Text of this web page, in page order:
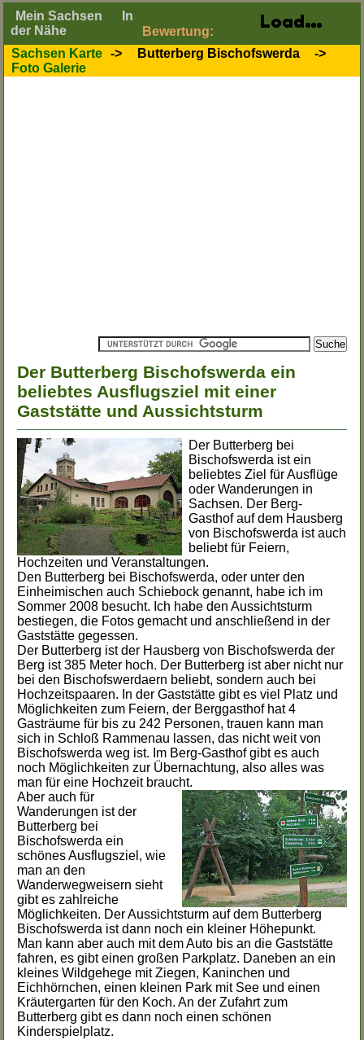
Bewertung:
Mein Sachsen
In
der Nähe
Sachsen Karte -> Butterberg Bischofswerda
->
Foto Galerie
Der Butterberg Bischofswerda ein
beliebtes Ausflugsziel mit einer
Gaststätte und Aussichtsturm
Der Butterberg bei
Bischofswerda ist ein
beliebtes Ziel für Ausflüge
oder Wanderungen in
Sachsen. Der Berg-
Gasthof auf dem Hausberg
von Bischofswerda ist auch
beliebt für Feiern,
Hochzeiten und Veranstaltungen.
Den Butterberg bei Bischofswerda, oder unter den
Einheimischen auch Schiebock genannt, habe ich im
Sommer 2008 besucht. Ich habe den Aussichtsturm
bestiegen, die Fotos gemacht und anschließend in der
Gaststätte gegessen.
Der Butterberg ist der Hausberg von Bischofswerda der
Berg ist 385 Meter hoch. Der Butterberg ist aber nicht nur
bei den Bischofswerdaern beliebt, sondern auch bei
Hochzeitspaaren. In der Gaststätte gibt es viel Platz und
Möglichkeiten zum Feiern, der Berggasthof hat 4
Gasträume für bis zu 242 Personen, trauen kann man
sich in Schloß Rammenau lassen, das nicht weit von
Bischofswerda weg ist. Im Berg-Gasthof gibt es auch
noch Möglichkeiten zur Übernachtung, also alles was
man für eine Hochzeit braucht.
Aber auch für
Wanderungen ist der
Butterberg bei
Bischofswerda ein
schönes Ausflugsziel, wie
man an den
Wanderwegweisern sieht
gibt es zahlreiche
Möglichkeiten. Der Aussichtsturm auf dem Butterberg
Bischofswerda ist dann noch ein kleiner Höhepunkt.
Man kann aber auch mit dem Auto bis an die Gaststätte
fahren, es gibt einen großen Parkplatz. Daneben an ein
kleines Wildgehege mit Ziegen, Kaninchen und
Eichhörnchen, einen kleinen Park mit See und einen
Kräutergarten für den Koch. An der Zufahrt zum
Butterberg gibt es dann noch einen schönen
Kinderspielplatz.